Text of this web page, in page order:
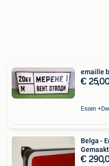
emaille
€
Essen
Belga -
€